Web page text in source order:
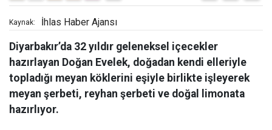
Kaynak: İhlas Haber Ajansı
Diyarbakır’da 32 yıldır geleneksel içecekler
hazırlayan Doğan Evelek, doğadan kendi elleriyle
topladığı meyan köklerini eşiyle birlikte işleyerek
meyan şerbeti, reyhan şerbeti ve doğal limonata
hazırlıyor.